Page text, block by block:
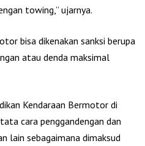
towing,” ujarnya.
bisa dikenakan sanksi berupa
atau denda maksimal
Kendaraan Bermotor di
cara penggandengan dan
lain sebagaimana dimaksud